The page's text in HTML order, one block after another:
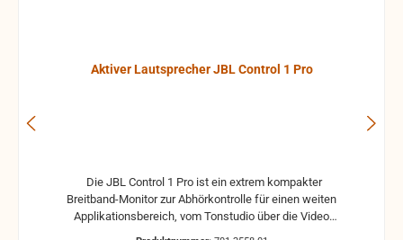
Aktiver Lautsprecher JBL Control 1 Pro
Breitband-Monitor zur Abhörkontrolle für einen weiten
Applikationsbereich, vom Tonstudio über die Video
Postproduction bis zum Ü-Wagen und Rundfunkstudio.